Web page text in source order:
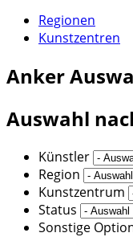
Regionen
Kunstzentren
Anker
Auswahl
Künstler
Region
Kunstzentrum
Status
Sonstige